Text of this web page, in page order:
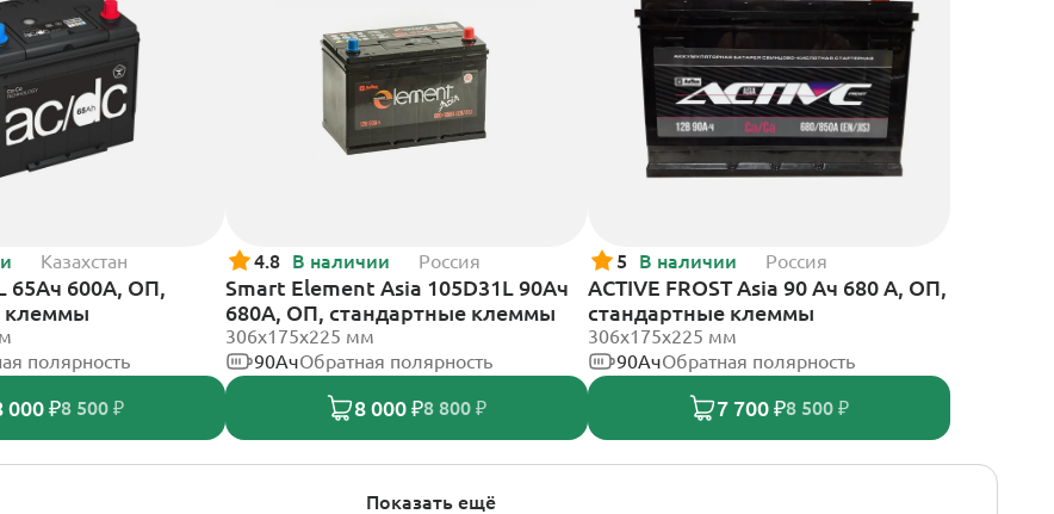
Казахстан
65Ач 600А, ОП,
клеммы
полярность
000 ₽8 500 ₽
4.8 В наличии Россия
Smart Element Asia 105D31L 90Ач
680А, ОП, стандартные клеммы
306x175x225 мм
90АчОбратная полярность
8 000 ₽8 800 ₽
5 В наличии Россия
ACTIVE FROST Asia 90 Ач 680 А, ОП,
стандартные клеммы
306x175x225 мм
90АчОбратная полярность
7 700 ₽8 500 ₽
Показать ещё